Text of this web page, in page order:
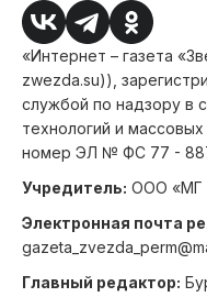
«Интернет – газета
zwezda.su)),
службой по надзору в
технологий и
номер ЭЛ № ФС 77 -
Учредитель: ООО «МГ
Электронная почта
Главный редактор: